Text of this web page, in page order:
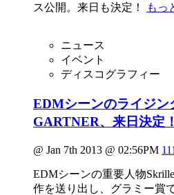
ス公開。来日も決定！
もっ
ニュース
イベント
ディスコグラフィー
EDMシーンのライジ
GARTNER、来日決定！
@ Jan 7th 2013 @ 02:56PM
EDMシーンの重要人物
作を送り出し、グラミー賞